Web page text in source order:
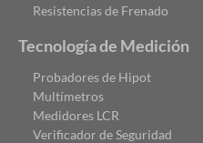
Resistencias de Frenado
Tecnología de Medición
Probadores de Hipot
Multímetros
Medidores LCR
Verificador de Seguridad